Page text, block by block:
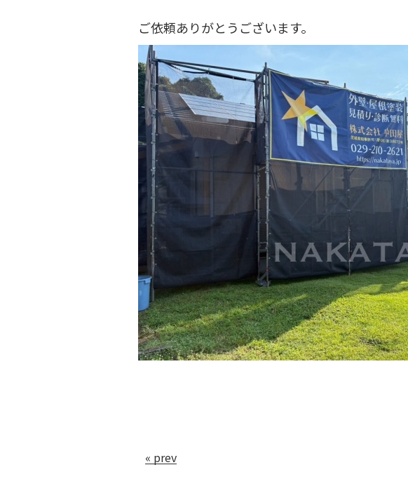
ご依頼ありがとうございます。
« prev